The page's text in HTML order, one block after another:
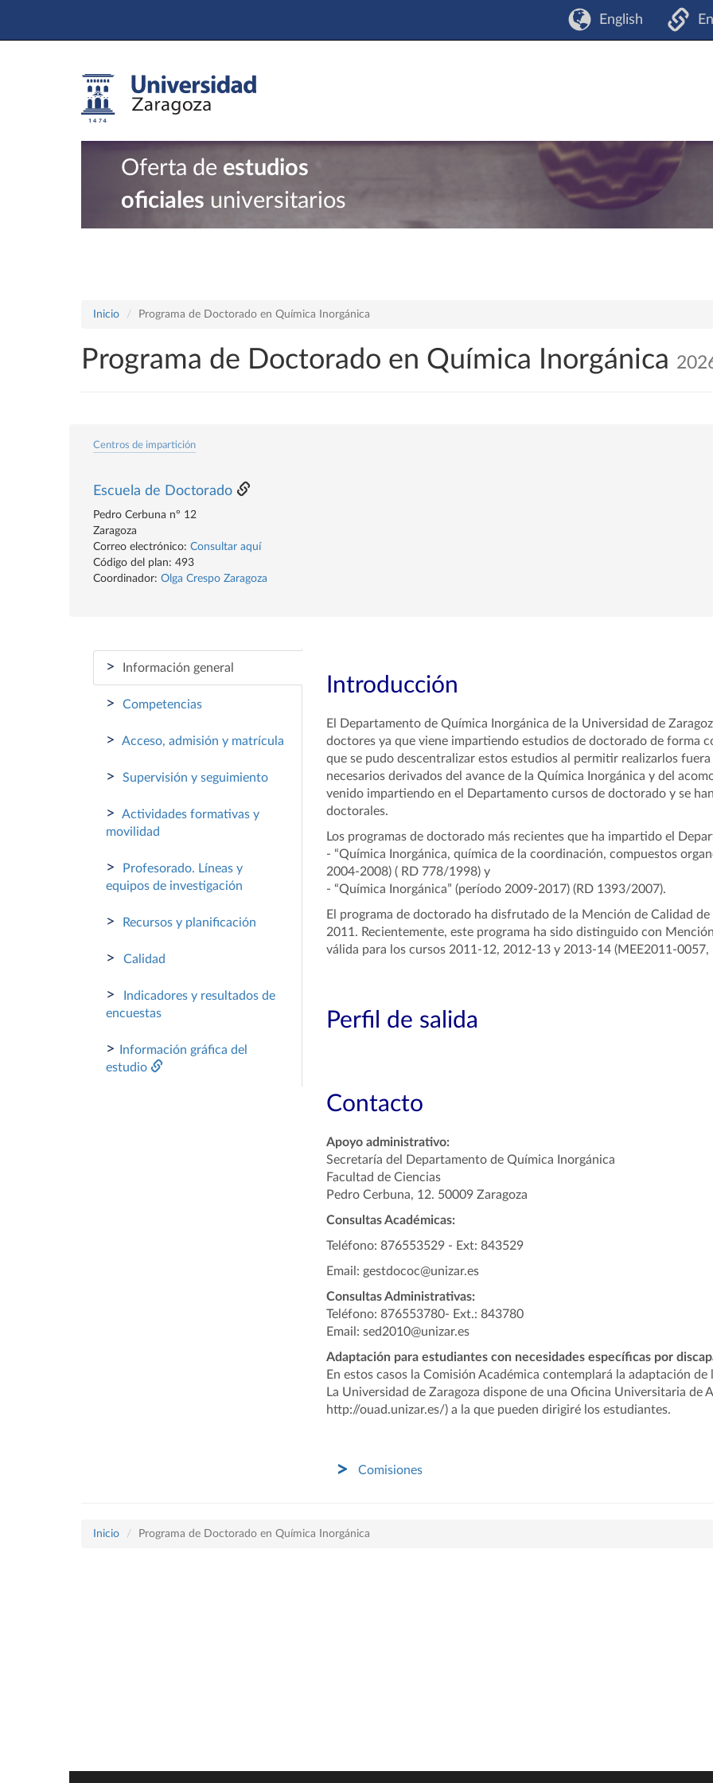
English
Oferta de estudios
oficiales universitarios
Inicio Programa de Doctorado en Química Inorgánica
Programa de Doctorado en Química Inorgánica
Centros de impartición
Escuela de Doctorado
Pedro Cerbuna nº 12
Zaragoza
Correo electrónico: Consultar aquí
Código del plan: 493
Coordinador: Olga Crespo Zaragoza
> Información general
> Competencias
> Acceso, admisión y matrícula
> Supervisión y seguimiento
>
Actividades formativas y
movilidad
>
Profesorado. Líneas y
equipos de investigación
> Recursos y planificación
> Calidad
>
Indicadores y resultados de
encuestas
>
Información gráfica del
estudio
Introducción
El Departamento de Química Inorgánica de la Universidad de
doctores ya que viene impartiendo estudios de doctorado de forma
que se pudo descentralizar estos estudios al permitir realizarlos
necesarios derivados del avance de la Química Inorgánica y del
venido impartiendo en el Departamento cursos de doctorado y se
doctorales.
Los programas de doctorado más recientes que ha impartido el
- “Química Inorgánica, química de la coordinación, compuestos
2004-2008) ( RD 778/1998) y
- “Química Inorgánica” (período 2009-2017) (RD 1393/2007).
El programa de doctorado ha disfrutado de la Mención de Calidad
2011. Recientemente, este programa ha sido distinguido con
válida para los cursos 2011-12, 2012-13 y 2013-14 (MEE2011-
Perfil de salida
Contacto
Apoyo administrativo:
Secretaría del Departamento de Química Inorgánica
Facultad de Ciencias
Pedro Cerbuna, 12. 50009 Zaragoza
Consultas Académicas:
Teléfono: 876553529 - Ext: 843529
Email: gestdococ@unizar.es
Consultas Administrativas:
Teléfono: 876553780- Ext.: 843780
Email: sed2010@unizar.es
Adaptación para estudiantes con necesidades específicas por
En estos casos la Comisión Académica contemplará la adaptación
La Universidad de Zaragoza dispone de una Oficina Universitaria de
http://ouad.unizar.es/) a la que pueden dirigiré los estudiantes.
Comisiones
Inicio Programa de Doctorado en Química Inorgánica